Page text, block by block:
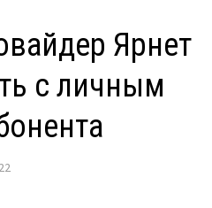
Ярнет
с личным